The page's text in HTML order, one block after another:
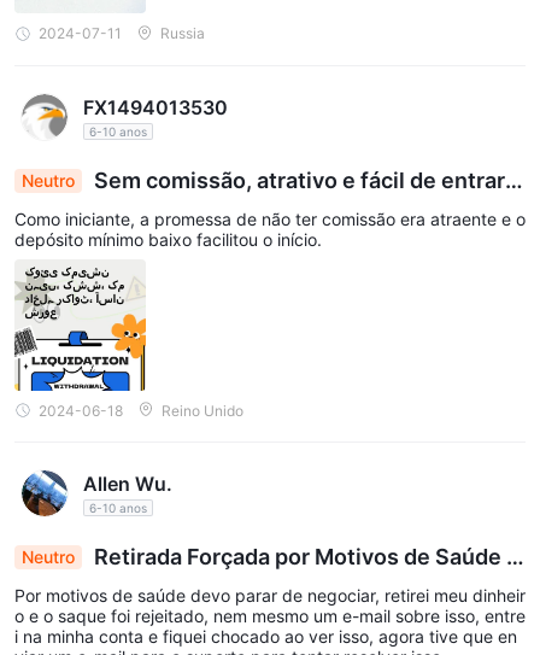
2024-07-11 Russia
FX1494013530
6-10 anos
Neutro
Sem comissão, atrativo e fácil de entrar c
om baixa barreira de entrada
Como iniciante, a promessa de não ter comissão era atraente e o
depósito mínimo baixo facilitou o início.
2024-06-18 Reino Unido
Allen Wu.
6-10 anos
Neutro
Retirada Forçada por Motivos de Saúde R
ejeitada: Conta Abalada, Busca de Suporte
Por motivos de saúde devo parar de negociar, retirei meu dinheir
o e o saque foi rejeitado, nem mesmo um e-mail sobre isso, entre
i na minha conta e fiquei chocado ao ver isso, agora tive que en